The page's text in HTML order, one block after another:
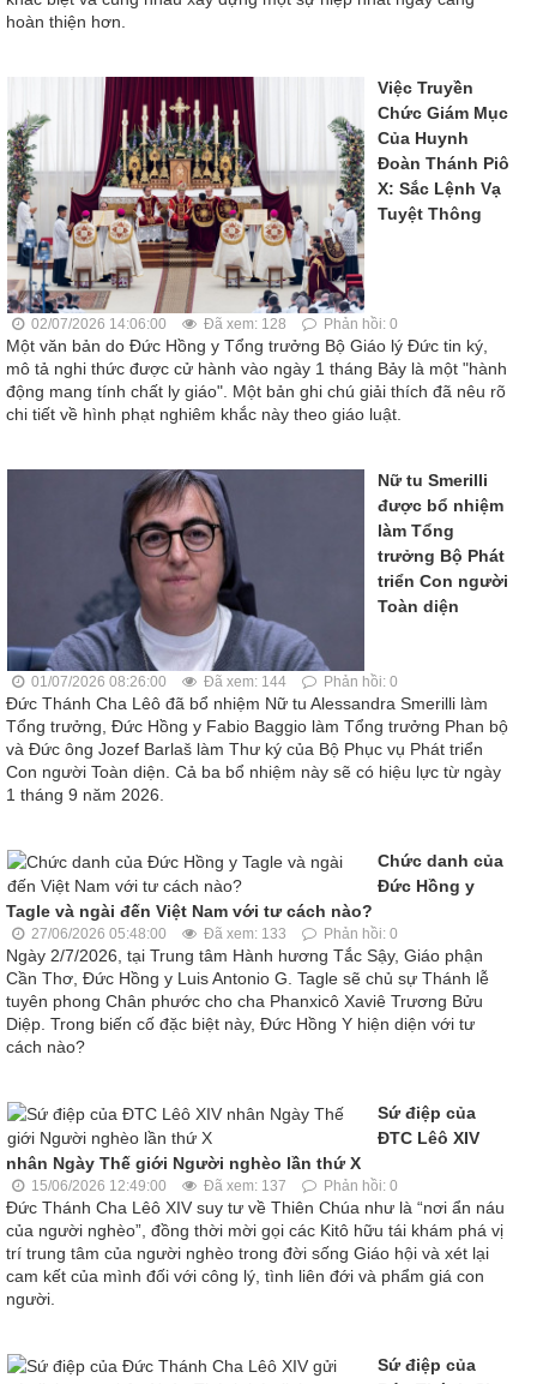
hoàn thiện hơn.
Việc Truyền
Chức Giám Mục
Của Huynh
Đoàn Thánh Piô
X: Sắc Lệnh Vạ
Tuyệt Thông
02/07/2026 14:06:00 Đã xem: 128 Phản hồi: 0
Một văn bản do Đức Hồng y Tổng trưởng Bộ Giáo lý Đức tin ký,
mô tả nghi thức được cử hành vào ngày 1 tháng Bảy là một "hành
động mang tính chất ly giáo". Một bản ghi chú giải thích đã nêu rõ
chi tiết về hình phạt nghiêm khắc này theo giáo luật.
Nữ tu Smerilli
được bổ nhiệm
làm Tổng
trưởng Bộ Phát
triển Con người
Toàn diện
01/07/2026 08:26:00 Đã xem: 144 Phản hồi: 0
Đức Thánh Cha Lêô đã bổ nhiệm Nữ tu Alessandra Smerilli làm
Tổng trưởng, Đức Hồng y Fabio Baggio làm Tổng trưởng Phan bộ
và Đức ông Jozef Barlaš làm Thư ký của Bộ Phục vụ Phát triển
Con người Toàn diện. Cả ba bổ nhiệm này sẽ có hiệu lực từ ngày
1 tháng 9 năm 2026.
Chức danh của
Đức Hồng y
Tagle và ngài đến Việt Nam với tư cách nào?
27/06/2026 05:48:00 Đã xem: 133 Phản hồi: 0
Ngày 2/7/2026, tại Trung tâm Hành hương Tắc Sậy, Giáo phận
Cần Thơ, Đức Hồng y Luis Antonio G. Tagle sẽ chủ sự Thánh lễ
tuyên phong Chân phước cho cha Phanxicô Xaviê Trương Bửu
Diệp. Trong biến cố đặc biệt này, Đức Hồng Y hiện diện với tư
cách nào?
Sứ điệp của
ĐTC Lêô XIV
nhân Ngày Thế giới Người nghèo lần thứ X
15/06/2026 12:49:00 Đã xem: 137 Phản hồi: 0
Đức Thánh Cha Lêô XIV suy tư về Thiên Chúa như là “nơi ẩn náu
của người nghèo”, đồng thời mời gọi các Kitô hữu tái khám phá vị
trí trung tâm của người nghèo trong đời sống Giáo hội và xét lại
cam kết của mình đối với công lý, tình liên đới và phẩm giá con
người.
Sứ điệp của